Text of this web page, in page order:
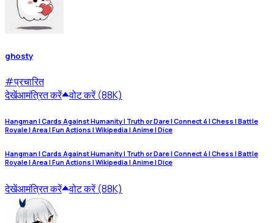
ghosty
#प्रचारित
देखेंआमंत्रित करें वोट करें (88K)
Hangman | Cards Against Humanity | Truth or Dare | Connect 4 | Chess | Battle
Royale | Area | Fun Actions | Wikipedia | Anime | Dice
Hangman | Cards Against Humanity | Truth or Dare | Connect 4 | Chess | Battle
Royale | Area | Fun Actions | Wikipedia | Anime | Dice
देखेंआमंत्रित करें वोट करें (88K)